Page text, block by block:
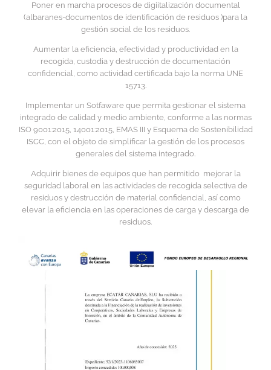
Poner en marcha procesos de digiitalización documental
(albaranes-documentos de identificación de residuos )para la
gestión social de los residuos.
Aumentar la eficiencia, efectividad y productividad en la
recogida, custodia y destrucción de documentación
confidencial, como actividad certificada bajo la norma UNE
15713.
Implementar un Sotfaware que permita gestionar el sistema
integrado de calidad y medio ambiente, conforme a las normas
ISO 9001:2015, 14001:2015, EMAS III y Esquema de Sostenibilidad
ISCC, con el objeto de simplificar la gestión de los procesos
generales del sistema integrado.
Adquirir bienes de equipos que han permitido mejorar la
seguridad laboral en las actividades de recogida selectiva de
residuos y destrucción de material confidencial, así como
elevar la eficiencia en las operaciones de carga y descarga de
residuos.